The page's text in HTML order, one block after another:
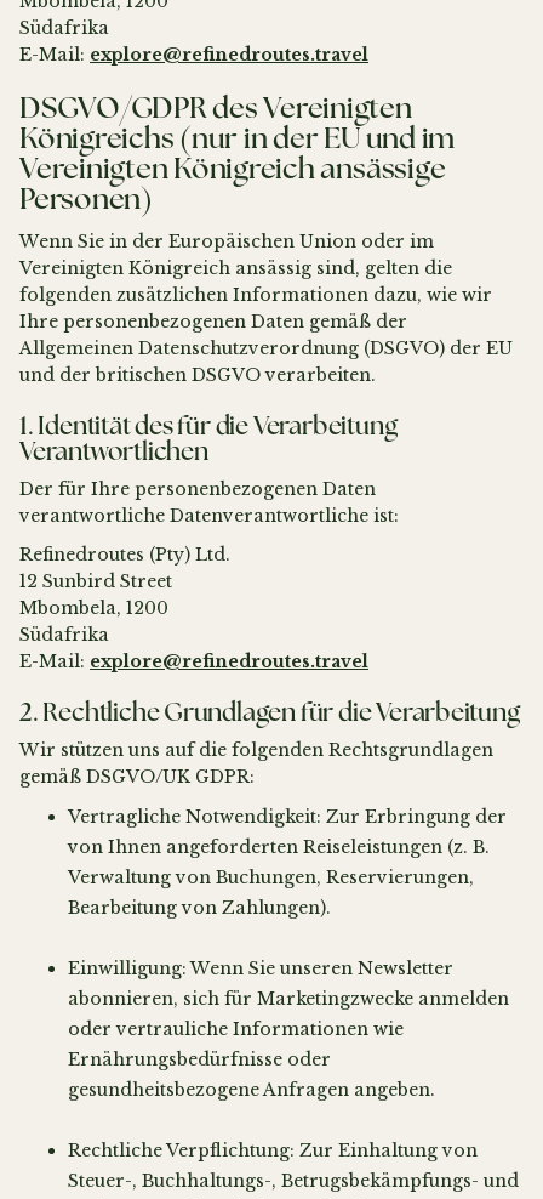
Südafrika
E-Mail: explore@refinedroutes.travel
DSGVO/GDPR des Vereinigten
Königreichs (nur in der EU und im
Vereinigten Königreich ansässige
Personen)
Wenn Sie in der Europäischen Union oder im
Vereinigten Königreich ansässig sind, gelten die
folgenden zusätzlichen Informationen dazu, wie wir
Ihre personenbezogenen Daten gemäß der
Allgemeinen Datenschutzverordnung (DSGVO) der EU
und der britischen DSGVO verarbeiten.
1. Identität des für die Verarbeitung
Verantwortlichen
Der für Ihre personenbezogenen Daten
verantwortliche Datenverantwortliche ist:
Refinedroutes (Pty) Ltd.
12 Sunbird Street
Mbombela, 1200
Südafrika
E-Mail: explore@refinedroutes.travel
2. Rechtliche Grundlagen für die Verarbeitung
Wir stützen uns auf die folgenden Rechtsgrundlagen
gemäß DSGVO/UK GDPR:
Vertragliche Notwendigkeit: Zur Erbringung der
von Ihnen angeforderten Reiseleistungen (z. B.
Verwaltung von Buchungen, Reservierungen,
Bearbeitung von Zahlungen).
Einwilligung: Wenn Sie unseren Newsletter
abonnieren, sich für Marketingzwecke anmelden
oder vertrauliche Informationen wie
Ernährungsbedürfnisse oder
gesundheitsbezogene Anfragen angeben.
Rechtliche Verpflichtung: Zur Einhaltung von
Steuer-, Buchhaltungs-, Betrugsbekämpfungs- und